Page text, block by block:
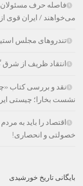
فاصله حرف مسئولان
می‌خواهند / ایران قوی
تندروهای مجلس
انتقاد ظریف از
نقد و بررسی کتاب
نشست بخارا؛ چیستی
اقتصاد را باید به
خصولتی و انحصاری!
بایگانی تاریخ خورشیدی